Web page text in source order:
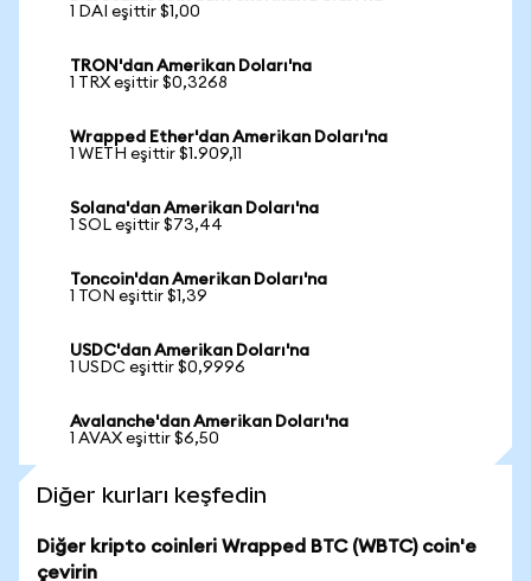
1 DAI eşittir $1,00
TRON'dan Amerikan Doları'na
1 TRX eşittir $0,3268
Wrapped Ether'dan Amerikan Doları'na
1 WETH eşittir $1.909,11
Solana'dan Amerikan Doları'na
1 SOL eşittir $73,44
Toncoin'dan Amerikan Doları'na
1 TON eşittir $1,39
USDC'dan Amerikan Doları'na
1 USDC eşittir $0,9996
Avalanche'dan Amerikan Doları'na
1 AVAX eşittir $6,50
Diğer kurları keşfedin
Diğer kripto coinleri Wrapped BTC (WBTC) coin'e
çevirin